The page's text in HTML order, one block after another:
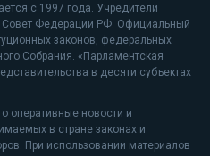
с 1997 года. Учредители
Совет Федерации РФ. Официальный
законов, федеральных
Собрания. «Парламентская
в десяти субъектах
оперативные новости и
в стране законах и
При использовании материалов